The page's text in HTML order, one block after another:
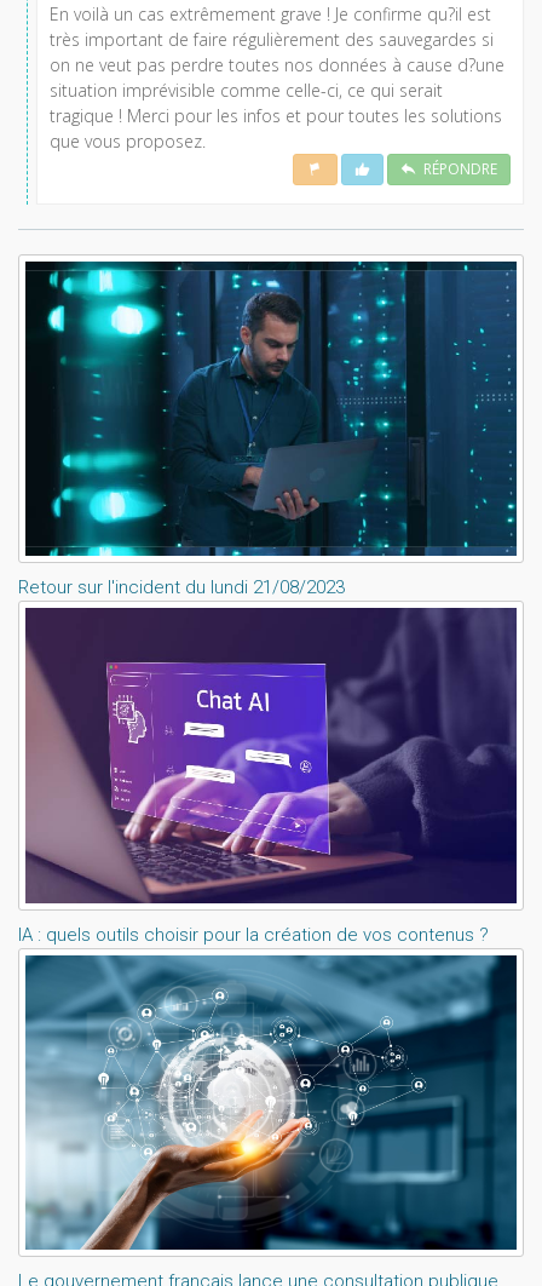
En voilà un cas extrêmement grave ! Je confirme qu?il est
très important de faire régulièrement des sauvegardes si
on ne veut pas perdre toutes nos données à cause d?une
situation imprévisible comme celle-ci, ce qui serait
tragique ! Merci pour les infos et pour toutes les solutions
que vous proposez.
RÉPONDRE
Lisez aussi:
Retour sur l'incident du lundi 21/08/2023
IA : quels outils choisir pour la création de vos contenus ?